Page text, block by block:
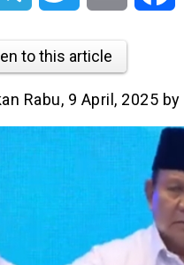
to this article
Rabu, 9 April, 2025 by